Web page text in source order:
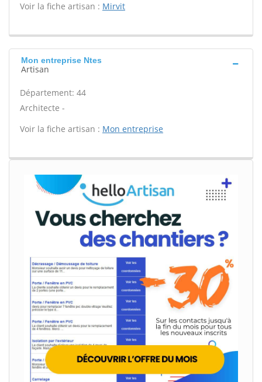
Voir la fiche artisan : Mirvit
Mon entreprise Ntes
Artisan
Département: 44
Architecte -
Voir la fiche artisan : Mon entreprise